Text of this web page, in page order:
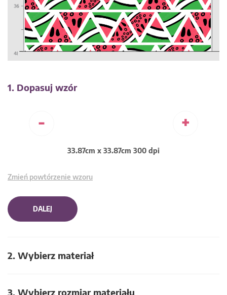
1. Dopasuj wzór
- +
33.87cm x 33.87cm 300 dpi
Zmień powtórzenie wzoru
DALEJ
2. Wybierz materiał
3. Wybierz rozmiar materiału